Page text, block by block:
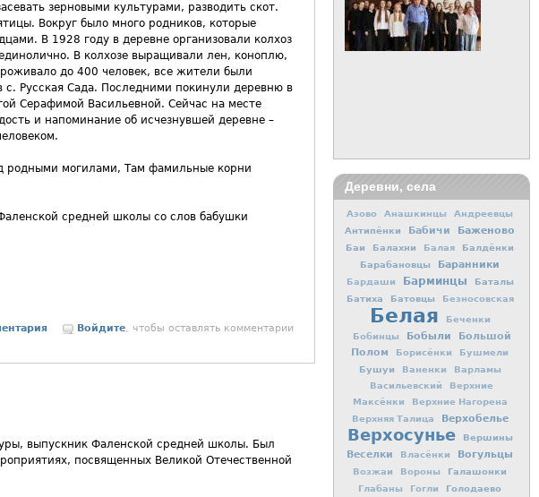
зерновыми культурами, разводить скот.
Вокруг было много родников, которые
В 1928 году в деревне организовали колхоз
В колхозе выращивали лен, коноплю,
до 400 человек, все жители были
Русская Сада. Последними покинули деревню в
Серафимой Васильевной. Сейчас на месте
и напоминание об исчезнувшей деревне –
родными могилами, Там фамильные корни
средней школы со слов бабушки
Голодаево
Войдите, чтобы оставлять комментарии
выпускник Фаленской средней школы. Был
посвященных Великой Отечественной
Деревни, села
Азово Анашкинцы Андреевцы
Антипёнки Бабичи Баженово
Баи Балахни Балая
Балдёнки
Барабановцы
Баранники
Бардаши Барминцы
Баталы
Батиха
Батовцы Безносовская
Белая
Беченки
Бобинцы
Бобыли
Большой
Полом
Борисёнки Бушмели
Бушуи Ваненки
Варламы
Васильевский
Верхние
Максёнки
Верхние Нагорена
Верхняя Талица
Верхобелье
Верхосунье Вершины
Веселки Власёнки Вогульцы
Возжаи Вороны Галашонки
Глабаны Гогли Голодаево